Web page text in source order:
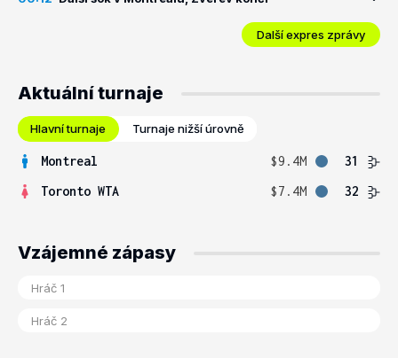
Další expres zprávy
Aktuální turnaje
Hlavní turnaje Turnaje nižší úrovně
Montreal $9.4M
31
Toronto WTA
$7.4M 32
Vzájemné zápasy